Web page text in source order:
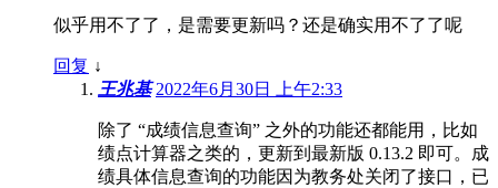
似乎用不了了，是需要更新吗？还是确实用不了了呢
回复 ↓
王兆基 2022年6月30日 上午2:33
除了 “成绩信息查询” 之外的功能还都能用，比如
绩点计算器之类的，更新到最新版 0.13.2 即可。成
绩具体信息查询的功能因为教务处关闭了接口，已